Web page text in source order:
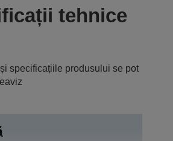
tehnice
specificațiile produsului se pot